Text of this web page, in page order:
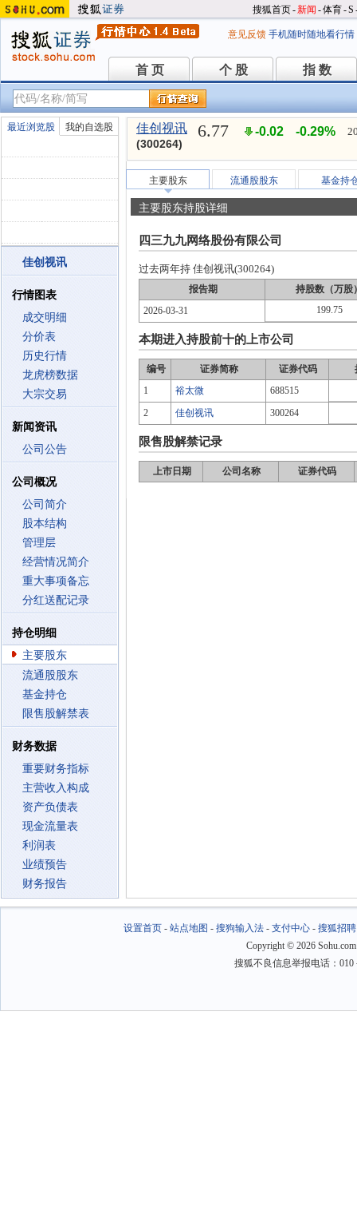
搜狐首页-新闻 -体育-S
意见反馈 手机随时随地看行情
首 页
首 页 个 股
个 股 指 数
指 数
最近浏览股 我的自选股
佳创视讯
行情图表
成交明细
分价表
历史行情
龙虎榜数据
大宗交易
新闻资讯
公司公告
公司概况
公司简介
股本结构
管理层
经营情况简介
重大事项备忘
分红送配记录
持仓明细
主要股东
流通股股东
基金持仓
限售股解禁表
财务数据
重要财务指标
主营收入构成
资产负债表
现金流量表
利润表
业绩预告
财务报告
佳创视讯
(300264)
6.77 -0.02 -0.29%
主要股东 流通股股东 基金持
主要股东持股详细
四三九九网络股份有限公司
过去两年持 佳创视讯(300264)
报告期
持股数（万股
2026-03-31
199.75
本期进入持股前十的上市公司
编号 证券简称 证券代码
1
裕太微
688515
2
佳创视讯 300264
限售股解禁记录
上市日期 公司名称 证券代码
设置首页- 站点地图 - 搜狗输入法- 支付中心- 搜狐招聘
Copyright © 2026
搜狐不良信息举报电话：010